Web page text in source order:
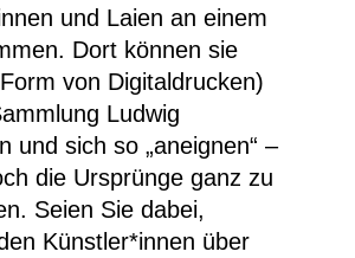
und Laien an einem
Dort können sie
von Digitaldrucken)
Ludwig
und sich so „aneignen“ –
die Ursprünge ganz zu
Seien Sie dabei,
Künstler*innen über